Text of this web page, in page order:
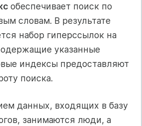
обеспечивает поиск по
словам. В результате
набор гиперссылок на
указанные
индексы предоставляют
поиска.
данных, входящих в базу
занимаются люди, а